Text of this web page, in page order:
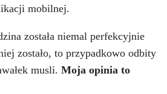
mobilnej.
została niemal perfekcyjnie
zostało, to przypadkowo odbity
musli. Moja opinia to